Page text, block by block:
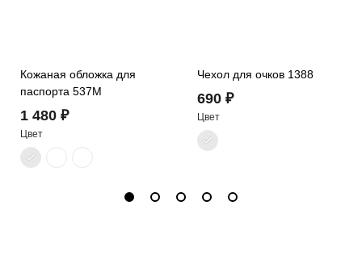
Кожаная обложка для
паспорта 537M
1 480 ₽
Цвет
Чехол для очков 1388
690 ₽
Цвет